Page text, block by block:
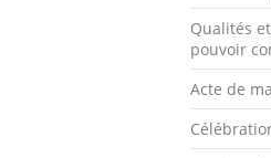
Qualités
pouvoir
Acte de